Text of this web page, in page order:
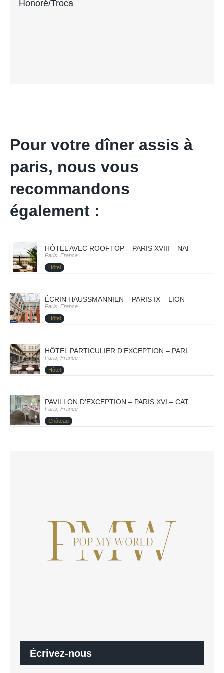
Honoré/Troca
Pour votre dîner assis à
paris, nous vous
recommandons
également :
HÔTEL AVEC ROOFTOP – PARIS XVIII – NAPOLI
Paris, France
Hôtel
ÉCRIN HAUSSMANNIEN – PARIS IX – LION
Paris, France
Hôtel
HÔTEL PARTICULIER D’EXCEPTION – PARIS VIII –
Paris, France
Hôtel
PAVILLON D’EXCEPTION – PARIS XVI – CATALINA
Paris, France
Château
Écrivez-nous